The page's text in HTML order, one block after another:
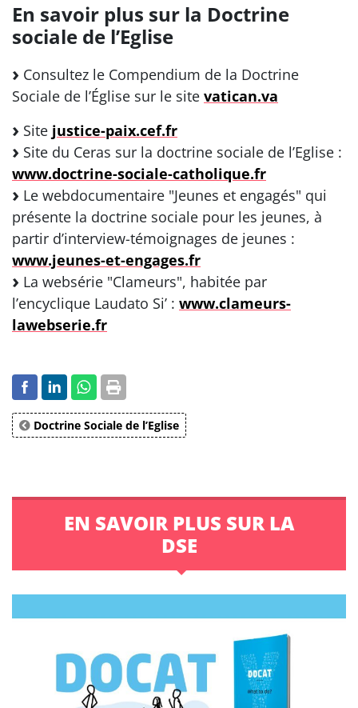
En savoir plus sur la Doctrine
sociale de l’Eglise
Consultez le Compendium de la Doctrine
Sociale de l’Église sur le site vatican.va
Site justice-paix.cef.fr
Site du Ceras sur la doctrine sociale de l’Eglise :
www.doctrine-sociale-catholique.fr
Le webdocumentaire "Jeunes et engagés" qui
présente la doctrine sociale pour les jeunes, à
partir d’interview-témoignages de jeunes :
www.jeunes-et-engages.fr
La websérie "Clameurs", habitée par
l’encyclique Laudato Si’ : www.clameurs-
lawebserie.fr
Doctrine Sociale de l’Eglise
EN SAVOIR PLUS SUR LA
DSE